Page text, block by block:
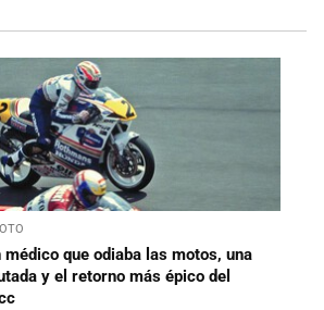
médico que odiaba las motos, una
y el retorno más épico del